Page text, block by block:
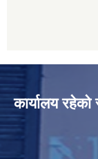
कार्यालय रहेको